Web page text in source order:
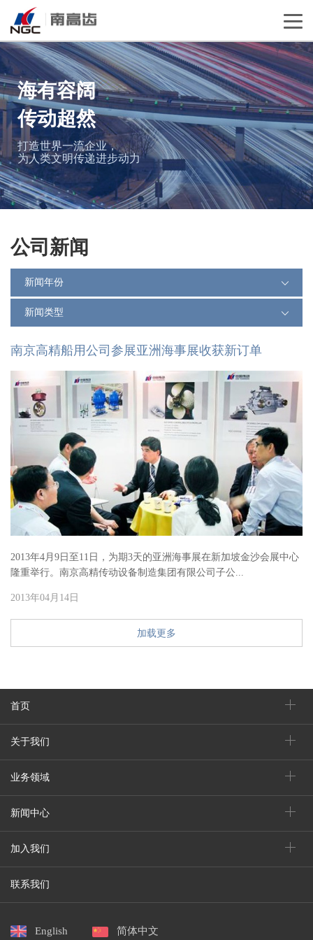
海有容阔
传动超然
打造世界一流企业，
为人类文明传递进步动力
公司新闻
新闻年份
新闻类型
南京高精船用公司参展亚洲海事展收获新订单
2013年4月9日至11日，为期3天的亚洲海事展在新加坡金沙会展中心
隆重举行。南京高精传动设备制造集团有限公司子公...
2013年04月14日
加载更多
首页
关于我们
业务领域
新闻中心
加入我们
联系我们
English 简体中文